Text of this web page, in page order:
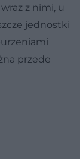
z nimi, u
jednostki
przede